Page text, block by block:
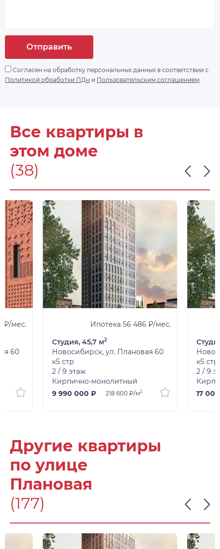
Отправить
Согласен на обработку персональных данных в соответствии с
Политикой обработки ПДн и Пользовательским соглашением
Все квартиры в
этом доме
(38)
₽/мес.
60
Ипотека 56 486 ₽/мес.
Студия, 45,7 м2
Новосибирск, ул. Плановая 60
к5 стр
2 / 9 этаж
Кирпично-монолитный
9 990 000 ₽
218 600 ₽/м2
к5 стр
2 / 9
17
Другие квартиры
по улице
Плановая
(177)